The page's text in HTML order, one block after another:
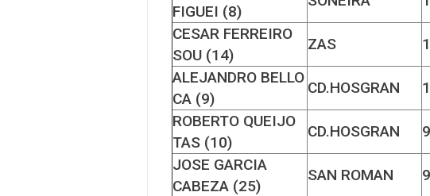
FIGUEI (8)
CESAR FERREIRO
SOU (14)
ZAS
ALEJANDRO BELLO
CA (9)
CD.HOSGRAN
ROBERTO QUEIJO
TAS (10)
CD.HOSGRAN
9
JOSE GARCIA
CABEZA (25)
SAN ROMAN
9